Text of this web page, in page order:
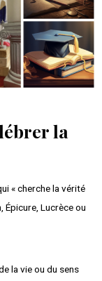
la
« cherche la vérité
Épicure, Lucrèce ou
la vie ou du sens